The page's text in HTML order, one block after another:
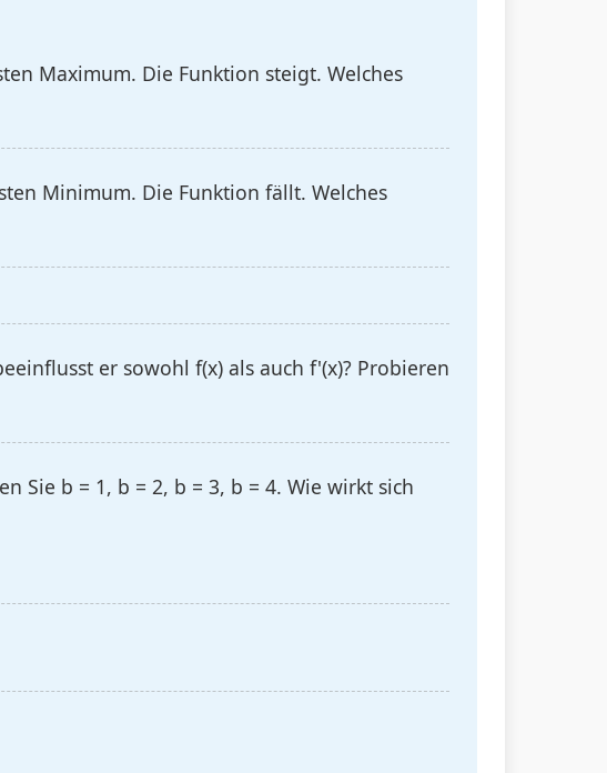
Maximum. Die Funktion steigt. Welches
Minimum. Die Funktion fällt. Welches
er sowohl f(x) als auch f'(x)? Probieren
Sie b = 1, b = 2, b = 3, b = 4. Wie wirkt sich